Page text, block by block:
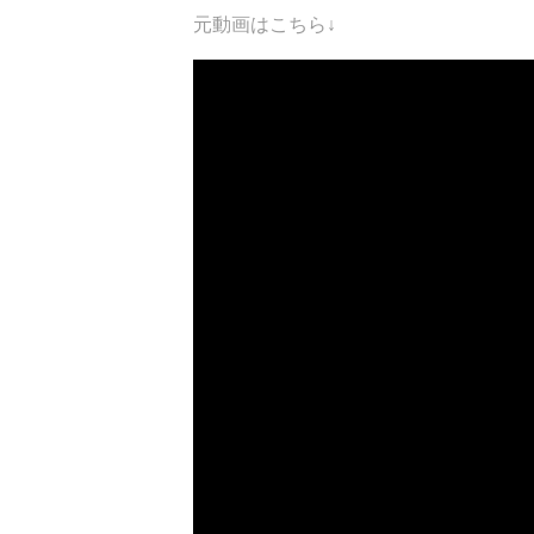
元動画はこちら↓